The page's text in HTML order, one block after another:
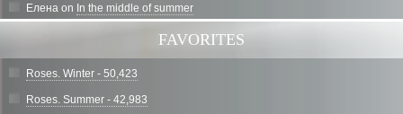
Елена on In the middle of summer
FAVORITES
Roses. Winter - 50,423
Roses. Summer - 42,983